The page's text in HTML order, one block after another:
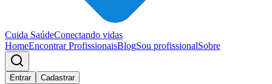
Cuida SaúdeConectando vidas
HomeEncontrar ProfissionaisBlogSou profissionalSobre
Entrar Cadastrar